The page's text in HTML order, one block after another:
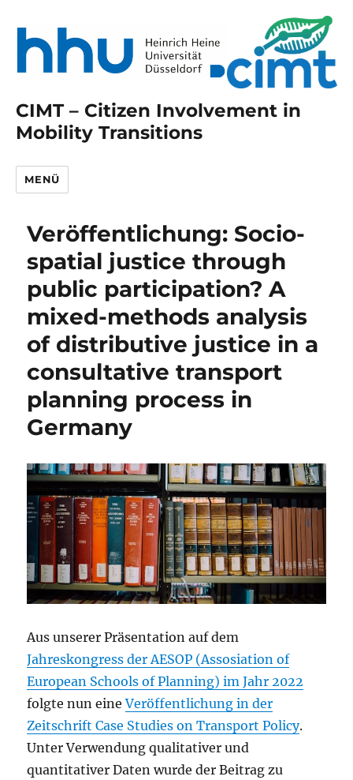
CIMT – Citizen Involvement in
Mobility Transitions
MENÜ
Veröffentlichung: Socio-
spatial justice through
public participation? A
mixed-methods analysis
of distributive justice in a
consultative transport
planning process in
Germany
Aus unserer Präsentation auf dem
Jahreskongress der AESOP (Assosiation of
European Schools of Planning) im Jahr 2022
folgte nun eineVeröffentlichung in der
Zeitschrift Case Studies on Transport Policy.
Unter Verwendung qualitativer und
quantitativer Daten wurde der Beitrag zu